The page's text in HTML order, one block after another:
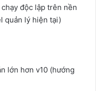
độc lập trên nền
quản lý hiện tại)
lớn hơn v10 (hướng